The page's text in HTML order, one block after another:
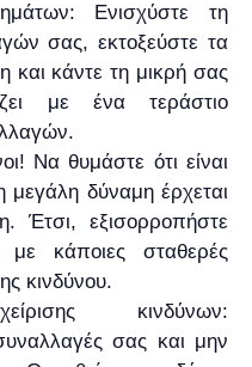
Ενισχύστε τη
σας, εκτοξεύστε τα
και κάντε τη μικρή σας
με ένα τεράστιο
Να θυμάστε ότι είναι
μεγάλη δύναμη έρχεται
Έτσι, εξισορροπήστε
κάποιες σταθερές
κινδύνου.
κινδύνων:
σας και μην